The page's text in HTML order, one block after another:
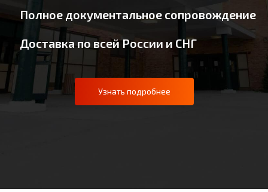
Полное документальное сопровождение
Доставка по всей России и СНГ
Узнать подробнее